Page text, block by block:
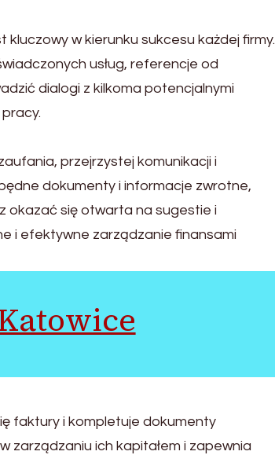
w kierunku sukcesu każdej firmy.
usług, referencje od
dialogi z kilkoma potencjalnymi
przejrzystej komunikacji i
dokumenty i informacje zwrotne,
okazać się otwarta na sugestie i
i efektywne zarządzanie finansami
faktury i kompletuje dokumenty
zarządzaniu ich kapitałem i zapewnia